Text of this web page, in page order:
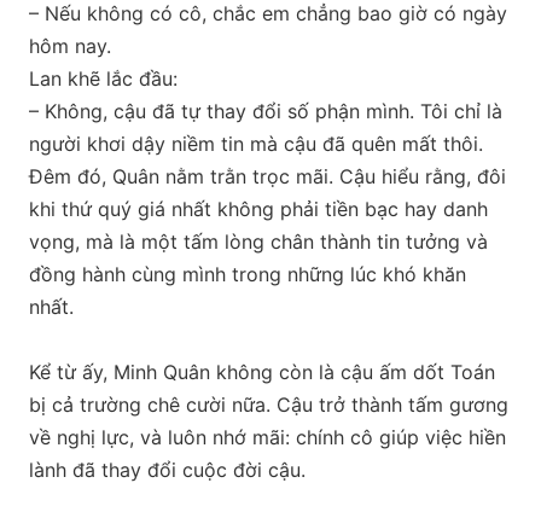
– Nếu không có cô, chắc em chẳng bao giờ có ngày
hôm nay.
Lan khẽ lắc đầu:
– Không, cậu đã tự thay đổi số phận mình. Tôi chỉ là
người khơi dậy niềm tin mà cậu đã quên mất thôi.
Đêm đó, Quân nằm trằn trọc mãi. Cậu hiểu rằng, đôi
khi thứ quý giá nhất không phải tiền bạc hay danh
vọng, mà là một tấm lòng chân thành tin tưởng và
đồng hành cùng mình trong những lúc khó khăn
nhất.
Kể từ ấy, Minh Quân không còn là cậu ấm dốt Toán
bị cả trường chê cười nữa. Cậu trở thành tấm gương
về nghị lực, và luôn nhớ mãi: chính cô giúp việc hiền
lành đã thay đổi cuộc đời cậu.